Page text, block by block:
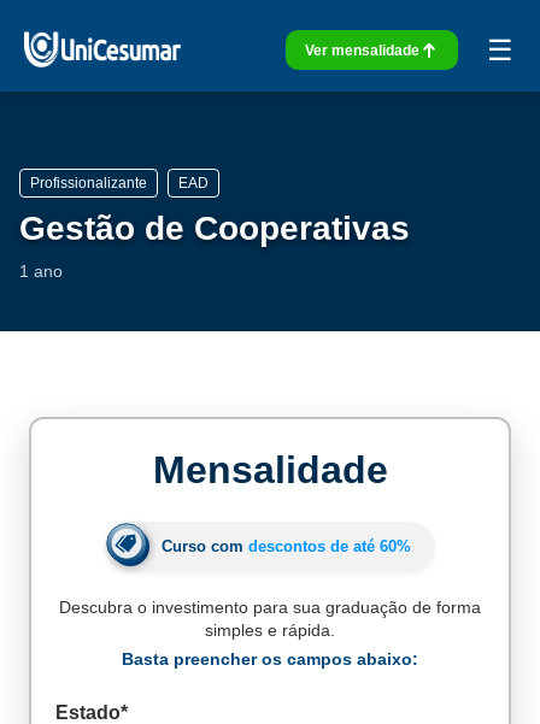
Ver mensalidade ☰
Profissionalizante EAD
Gestão de Cooperativas
1 ano
Mensalidade
Curso com descontos de até 60%
Descubra o investimento para sua graduação de forma
simples e rápida.
Basta preencher os campos abaixo:
Estado*